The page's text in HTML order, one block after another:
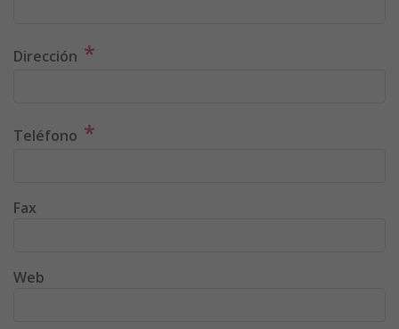
Dirección *
Teléfono *
Fax
Web